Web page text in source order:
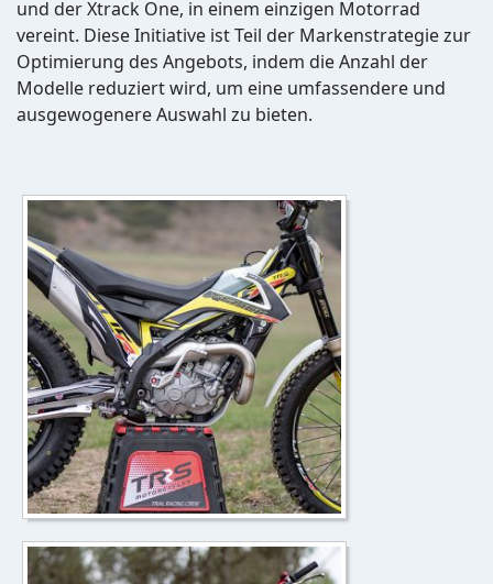
und der Xtrack One, in einem einzigen Motorrad
vereint. Diese Initiative ist Teil der Markenstrategie zur
Optimierung des Angebots, indem die Anzahl der
Modelle reduziert wird, um eine umfassendere und
ausgewogenere Auswahl zu bieten.